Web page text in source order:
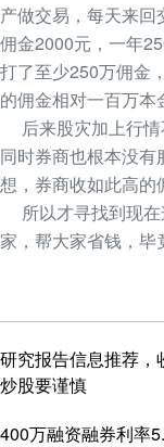
产做交易，每天来
佣金2000元，一年
打了至少250万佣金
的佣金相对一百万本
后来股灾加上行情
同时券商也根本没
想，券商收如此高的
所以才寻找到现在
家，帮大家省钱，毕
研究报告信息推荐，
炒股要谨慎
400万融资融券利率